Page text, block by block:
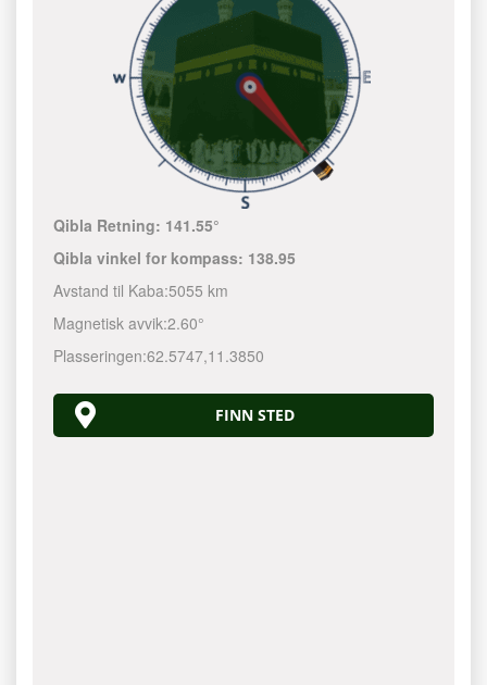
Qibla Retning: 141.55°
Qibla vinkel for kompass: 138.95
Avstand til Kaba:5055 km
Magnetisk avvik:2.60°
Plasseringen:62.5747,11.3850
FINN STED